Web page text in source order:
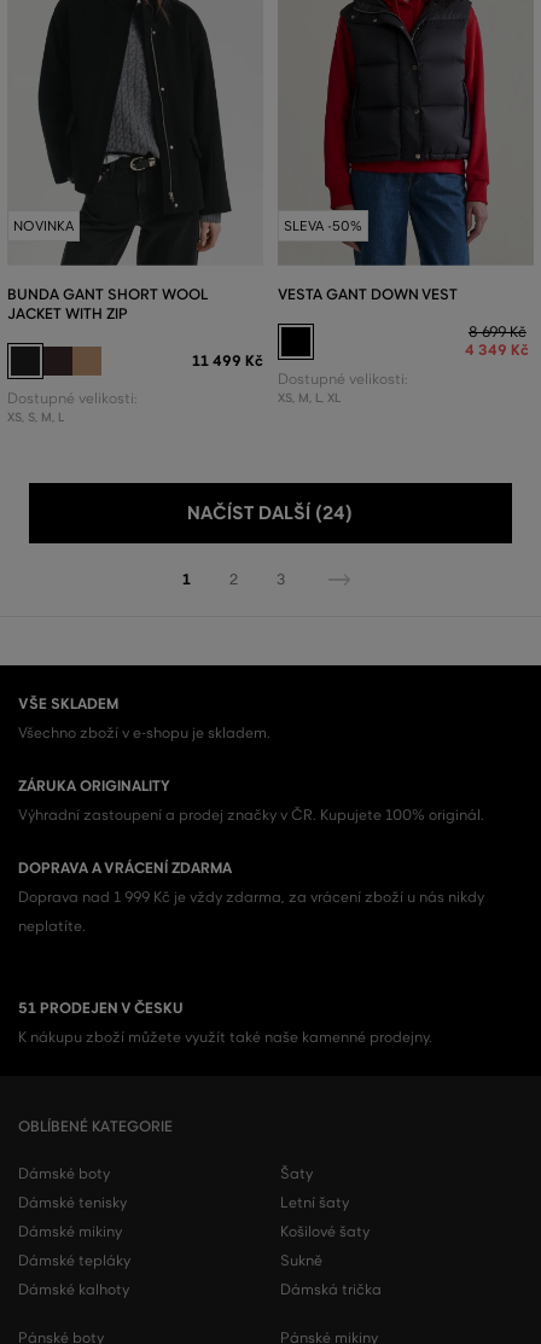
NOVINKA
BUNDA GANT SHORT WOOL
JACKET WITH ZIP
11 499 Kč
Dostupné velikosti:
XS, S, M, L
SLEVA -50%
VESTA GANT DOWN VEST
8 699 Kč
4 349 Kč
Dostupné velikosti:
XS, M, L, XL
NAČÍST DALŠÍ (24)
1 2 3
VŠE SKLADEM
Všechno zboží v e-shopu je skladem.
ZÁRUKA ORIGINALITY
Výhradní zastoupení a prodej značky v ČR. Kupujete 100% originál.
DOPRAVA A VRÁCENÍ ZDARMA
Doprava nad 1 999 Kč je vždy zdarma, za vrácení zboží u nás nikdy
neplatíte.
51 PRODEJEN V ČESKU
K nákupu zboží můžete využít také naše kamenné prodejny.
OBLÍBENÉ KATEGORIE
Dámské boty
Dámské tenisky
Dámské mikiny
Dámské tepláky
Dámské kalhoty
Šaty
Letní šaty
Košilové šaty
Sukně
Dámská trička
Pánské boty
Pánské mikiny